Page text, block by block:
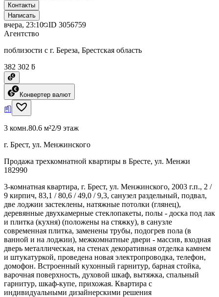
Контакты
Написать
вчера, 23:10 ID 3056759
Агентство
поблизости с г. Береза, Брестская область
382 302 ƃ
Конвертер валют
3 комн.80.6 м²2/9 этаж
г. Брест, ул. Менжинского
Продажа трехкомнатной квартиры в Бресте, ул. Менжи
182990
3-комнатная квартира, г. Брест, ул. Менжинского, 2003 г.п., 2 /
9 кирпич, 83,1 / 80,6 / 49,0 / 9,3, санузел раздельный, подвал,
две лоджии застеклены, натяжные потолки (глянец),
деревянные двухкамерные стеклопакеты, полы - доска под лак
и плитка (кухня) (положены на стяжку), в санузле
современная плитка, заменены трубы, подогрев пола (в
ванной и на лоджии), межкомнатные двери - массив, входная
дверь металлическая, на стенах декоративная отделка камнем
и штукатуркой, проведена новая электропроводка, телефон,
домофон. Встроенный кухонный гарнитур, барная стойка,
варочная поверхность, духовой шкаф, вытяжка, спальный
гарнитур, шкаф-купе, прихожая. Квартира с
индивидуальными дизайнерскими решения